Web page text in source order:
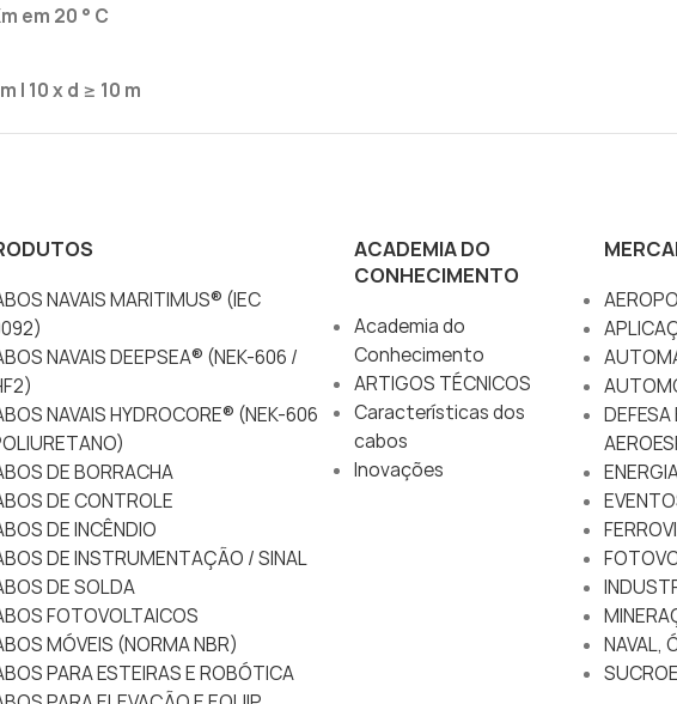
em 20 ° C
| 10 x d ≥ 10 m
NAVAIS MARITIMUS® (IEC
NAVAIS DEEPSEA® (NEK-606 /
NAVAIS HYDROCORE® (NEK-606
DE BORRACHA
DE CONTROLE
DE INCÊNDIO
DE INSTRUMENTAÇÃO / SINAL
DE SOLDA
FOTOVOLTAICOS
MÓVEIS (NORMA NBR)
PARA ESTEIRAS E ROBÓTICA
ACADEMIA DO
CONHECIMENTO
Academia do
Conhecimento
ARTIGOS TÉCNICOS
Características dos
cabos
Inovações
DEFESA
NAVAL,